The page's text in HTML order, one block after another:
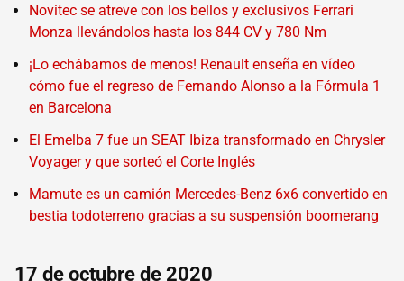
Novitec se atreve con los bellos y exclusivos Ferrari
Monza llevándolos hasta los 844 CV y 780 Nm
¡Lo echábamos de menos! Renault enseña en vídeo
cómo fue el regreso de Fernando Alonso a la Fórmula 1
en Barcelona
El Emelba 7 fue un SEAT Ibiza transformado en Chrysler
Voyager y que sorteó el Corte Inglés
Mamute es un camión Mercedes-Benz 6x6 convertido en
bestia todoterreno gracias a su suspensión boomerang
17 de octubre de 2020